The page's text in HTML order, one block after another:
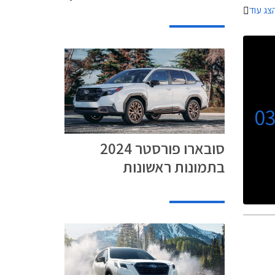
עוד
סובארו פורסטר 2024
בתמונות ראשונות